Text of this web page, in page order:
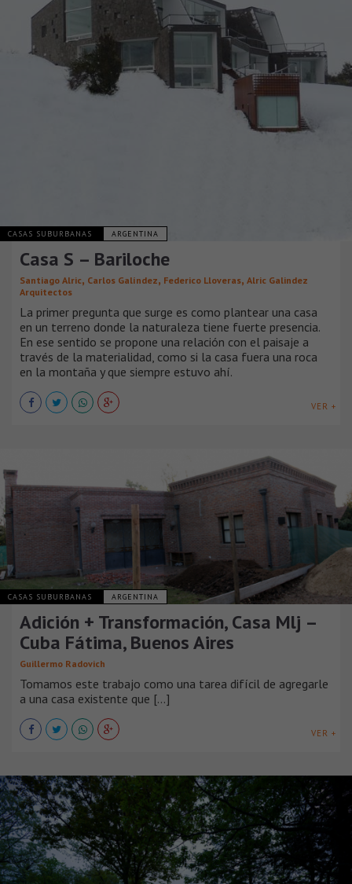
CASAS SUBURBANAS ARGENTINA
Casa S – Bariloche
Santiago Alric, Carlos Galíndez, Federico Lloveras, Alric Galindez
Arquitectos
La primer pregunta que surge es como plantear una casa
en un terreno donde la naturaleza tiene fuerte presencia.
En ese sentido se propone una relación con el paisaje a
través de la materialidad, como si la casa fuera una roca
en la montaña y que siempre estuvo ahí.
VER +
CASAS SUBURBANAS ARGENTINA
Adición + Transformación, Casa Mlj –
Cuba Fátima, Buenos Aires
Guillermo Radovich
Tomamos este trabajo como una tarea difícil de agregarle
a una casa existente que [...]
VER +